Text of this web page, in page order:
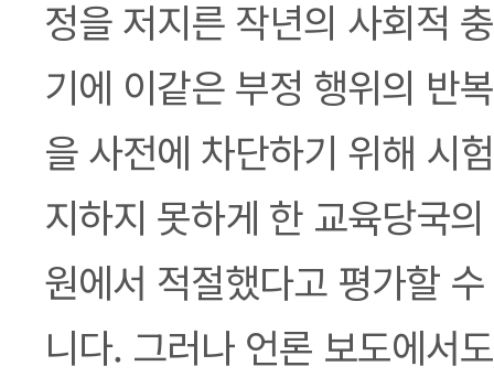
정을 저지른 작년의 사회적
기에 이같은 부정 행위의 반
을 사전에 차단하기 위해 시
지하지 못하게 한 교육당국
원에서 적절했다고 평가할
니다. 그러나 언론 보도에서